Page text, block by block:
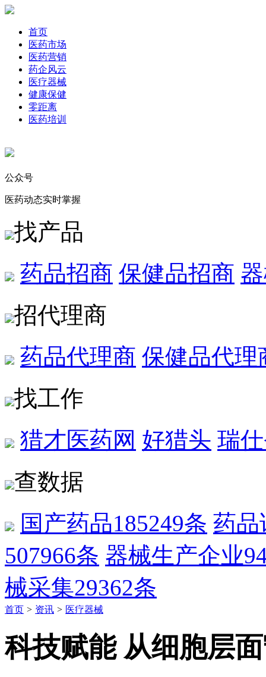
首页
医药市场
医药营销
药企风云
医疗器械
健康保健
零距离
医药培训
公众号
医药动态实时掌握
找产品
药品招商 保健品招商
招代理商
药品代理商 保健品代理
找工作
猎才医药网 好猎头 瑞
查数据
国产药品185249条 药品
507966条 器械生产企业
械采集29362条
首页 > 资讯 > 医疗器械
科技赋能 从细胞层